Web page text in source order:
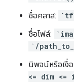
ชื่อคลาส:
ชื่อไฟล์:
`/
นิพจน์หรือเงื่
<= dim <=